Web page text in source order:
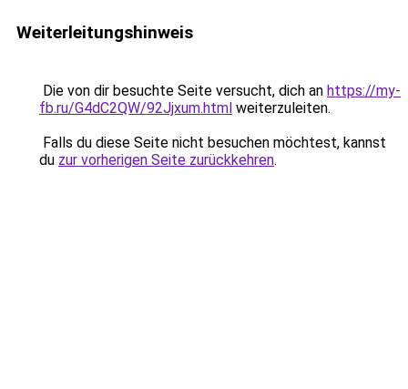
Weiterleitungshinweis
Die von dir besuchte Seite versucht, dich an https://my-
fb.ru/G4dC2QW/92Jjxum.html weiterzuleiten.
Falls du diese Seite nicht besuchen möchtest, kannst
du zur vorherigen Seite zurückkehren.